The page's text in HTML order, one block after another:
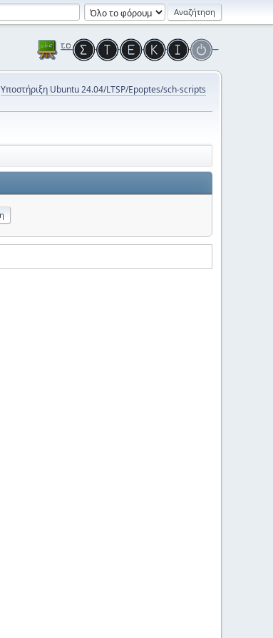
Υποστήριξη Ubuntu 24.04/LTSP/Epoptes/sch-scripts